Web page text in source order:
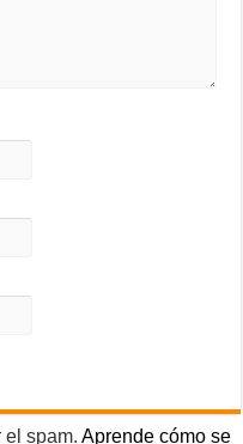
el spam.Aprende cómo se